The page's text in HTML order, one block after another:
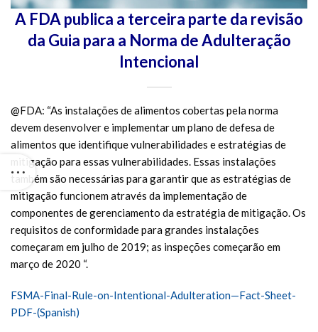
A FDA publica a terceira parte da revisão
da Guia para a Norma de Adulteração
Intencional
@FDA: “As instalações de alimentos cobertas pela norma
devem desenvolver e implementar um plano de defesa de
alimentos que identifique vulnerabilidades e estratégias de
mitigação para essas vulnerabilidades. Essas instalações
também são necessárias para garantir que as estratégias de
mitigação funcionem através da implementação de
componentes de gerenciamento da estratégia de mitigação. Os
requisitos de conformidade para grandes instalações
começaram em julho de 2019; as inspeções começarão em
março de 2020 “.
FSMA-Final-Rule-on-Intentional-Adulteration—Fact-Sheet-
PDF-(Spanish)